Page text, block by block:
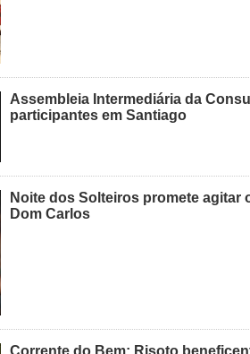
Assembleia Intermediária da
participantes em Santiago
Noite dos Solteiros promete agitar
Dom Carlos